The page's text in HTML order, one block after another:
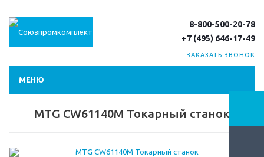
8-800-500-20-78
+7 (495) 646-17-49
ЗАКАЗАТЬ ЗВОНОК
МЕНЮ
MTG CW61140M Токарный станок